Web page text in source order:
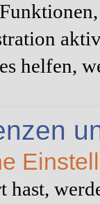
helfen,
hast,